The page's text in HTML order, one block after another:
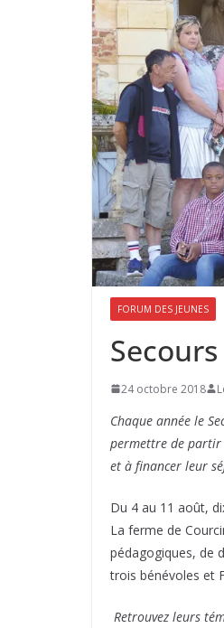
FORUM DES JEUNES
24 octobre 2018
Chaque année le
permettre de partir
et à ﬁnancer leur
Du 4 au 11 août,
La ferme de
pédagogiques, de
trois bénévoles et
Retrouvez leurs